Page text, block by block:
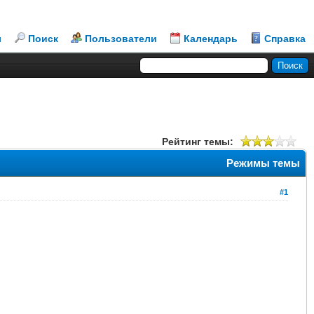
Поиск Пользователи Календарь Справка
Рейтинг темы:
Режимы темы
#1